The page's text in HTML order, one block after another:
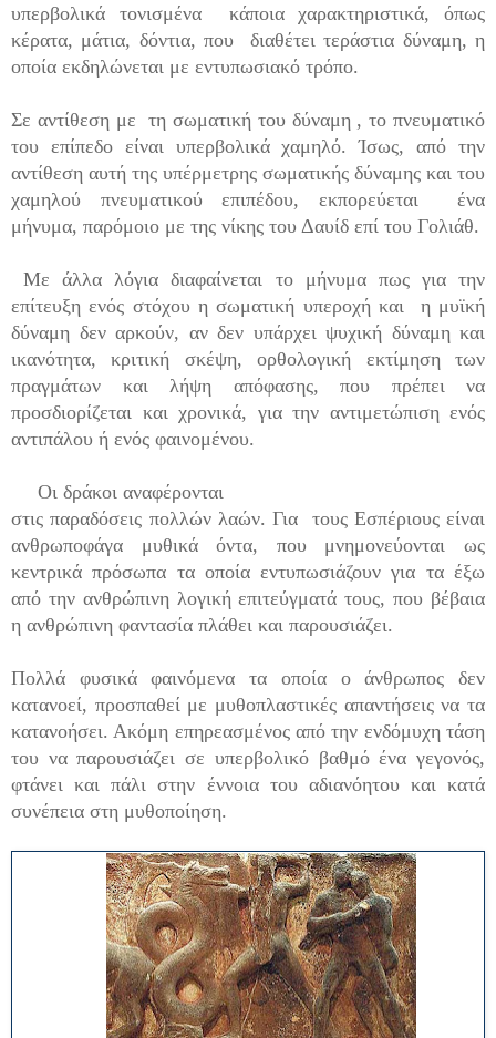
υπερβολικά τονισμένα κάποια χαρακτηριστικά, όπως
κέρατα, μάτια, δόντια, που διαθέτει τεράστια δύναμη, η
οποία εκδηλώνεται με εντυπωσιακό τρόπο.
Σε αντίθεση με τη σωματική του δύναμη , το πνευματικό
του επίπεδο είναι υπερβολικά χαμηλό. Ίσως, από την
αντίθεση αυτή της υπέρμετρης σωματικής δύναμης και του
χαμηλού πνευματικού επιπέδου, εκπορεύεται ένα
μήνυμα, παρόμοιο με της νίκης του Δαυίδ επί του Γολιάθ.
Με άλλα λόγια διαφαίνεται το μήνυμα πως για την
επίτευξη ενός στόχου η σωματική υπεροχή και η μυϊκή
δύναμη δεν αρκούν, αν δεν υπάρχει ψυχική δύναμη και
ικανότητα, κριτική σκέψη, ορθολογική εκτίμηση των
πραγμάτων και λήψη απόφασης, που πρέπει να
προσδιορίζεται και χρονικά, για την αντιμετώπιση ενός
αντιπάλου ή ενός φαινομένου.
Οι δράκοι αναφέρονται
στις παραδόσεις πολλών λαών. Για τους Εσπέριους είναι
ανθρωποφάγα μυθικά όντα, που μνημονεύονται ως
κεντρικά πρόσωπα τα οποία εντυπωσιάζουν για τα έξω
από την ανθρώπινη λογική επιτεύγματά τους, που βέβαια
η ανθρώπινη φαντασία πλάθει και παρουσιάζει.
Πολλά φυσικά φαινόμενα τα οποία ο άνθρωπος δεν
κατανοεί, προσπαθεί με μυθοπλαστικές απαντήσεις να τα
κατανοήσει. Ακόμη επηρεασμένος από την ενδόμυχη τάση
του να παρουσιάζει σε υπερβολικό βαθμό ένα γεγονός,
φτάνει και πάλι στην έννοια του αδιανόητου και κατά
συνέπεια στη μυθοποίηση.